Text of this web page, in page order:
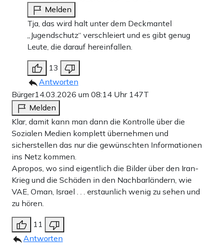
Melden
Tja, das wird halt unter dem Deckmantel
„Jugendschutz“ verschleiert und es gibt genug
Leute, die darauf hereinfallen.
13
Antworten
Bürger14.03.2026 um 08:14 Uhr 147T
Melden
Klar, damit kann man dann die Kontrolle über die
Sozialen Medien komplett übernehmen und
sicherstellen das nur die gewünschten Informationen
ins Netz kommen.
Apropos, wo sind eigentlich die Bilder über den Iran-
Krieg und die Schäden in den Nachbarländern, wie
VAE, Oman, Israel . . . erstaunlich wenig zu sehen und
zu hören.
11
Antworten